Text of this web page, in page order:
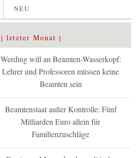
NEU
letzter Monat
Werding will an Beamten-Wasserkopf:
Lehrer und Professoren müssen keine
Beamten sein
Beamtenstaat außer Kontrolle: Fünf
Milliarden Euro allein für
Familienzuschläge